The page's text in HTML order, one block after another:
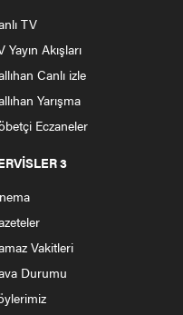
TV
Yayın Akışları
Canlı izle
Yarışma
Eczaneler
3
Vakitleri
Durumu